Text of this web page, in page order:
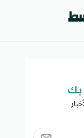
بك​